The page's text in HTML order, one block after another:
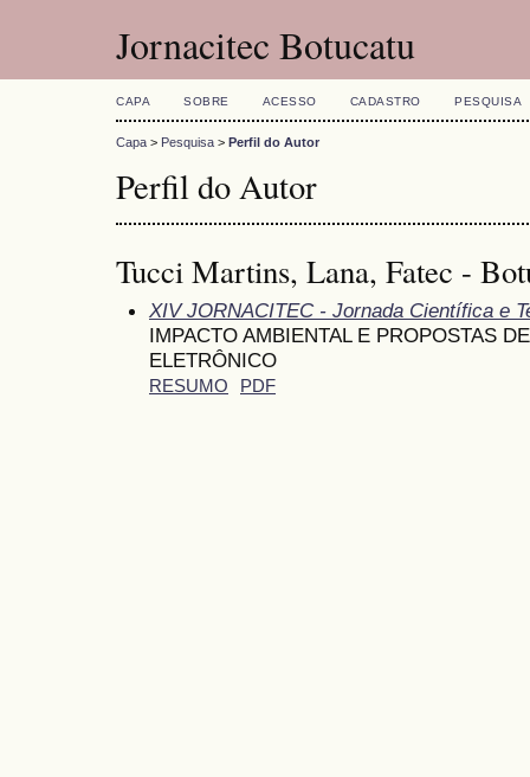
Jornacitec Botucatu
CAPA SOBRE ACESSO CADASTRO PESQUISA
Capa > Pesquisa > Perfil do Autor
Perfil do Autor
Tucci Martins, Lana, Fatec -
XIV JORNACITEC - Jornada Científica e
IMPACTO AMBIENTAL E PROPOSTAS
ELETRÔNICO
RESUMO PDF